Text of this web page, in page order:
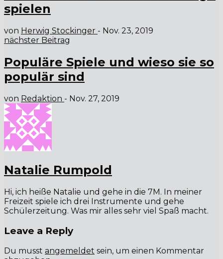
spielen
von Herwig Stockinger - Nov. 23, 2019
nächster Beitrag
Populäre Spiele und wieso sie so
populär sind
von Redaktion - Nov. 27, 2019
Natalie Rumpold
Hi, ich heiße Natalie und gehe in die 7M. In meiner
Freizeit spiele ich drei Instrumente und gehe
Schülerzeitung. Was mir alles sehr viel Spaß macht.
Leave a Reply
Du musst angemeldet sein, um einen Kommentar